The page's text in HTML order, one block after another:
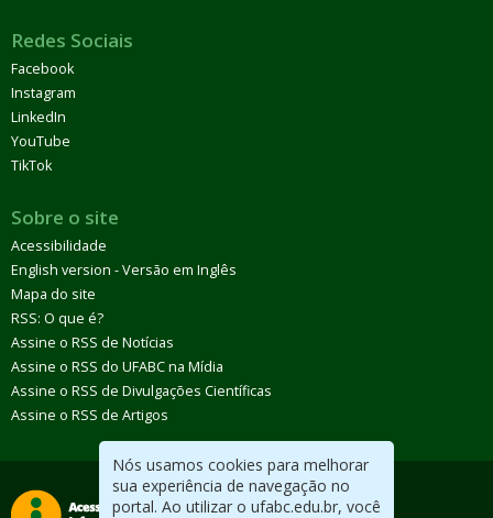
Nós usamos cookies para melhorar
sua experiência de navegação no
portal. Ao utilizar o ufabc.edu.br, você
Redes Sociais
Facebook
Instagram
LinkedIn
YouTube
TikTok
Sobre o site
Acessibilidade
English version - Versão em Inglês
Mapa do site
RSS: O que é?
Assine o RSS de Notícias
Assine o RSS do UFABC na Mídia
Assine o RSS de Divulgações Científicas
Assine o RSS de Artigos